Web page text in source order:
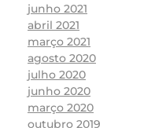
junho 2021
abril 2021
março 2021
agosto 2020
julho 2020
junho 2020
março 2020
outubro 2019